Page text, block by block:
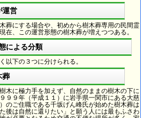
運営
葬にする場合や、初めから樹木葬専用の民間霊
在、この運営形態の樹木葬が増えつつある。
による分類
以下の３つに分けられる。
葬
木に極力手を加えず、自然のままの樹木の下に
９９年（平成１１）に岩手県一関市にある大慈
のご住職である千坂げん峰氏が始めた樹木葬は
後は自然に還りたい」と願う人には最もふさわ